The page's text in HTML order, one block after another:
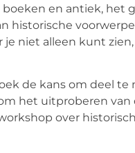
en antiek, het
historische
je niet alleen kunt
de kans om deel te
het uitproberen van
over